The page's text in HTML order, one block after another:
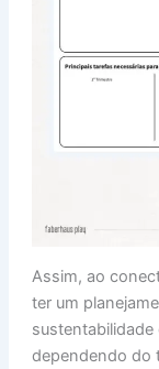
Assim, ao
ter um
dependendo do